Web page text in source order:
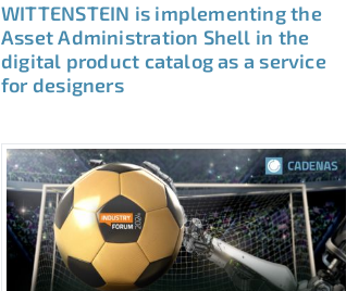
WITTENSTEIN is implementing the
Asset Administration Shell in the
digital product catalog as a service
for designers